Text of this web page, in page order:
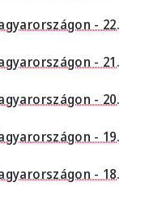
- 22.
- 21.
- 20.
- 19.
- 18.